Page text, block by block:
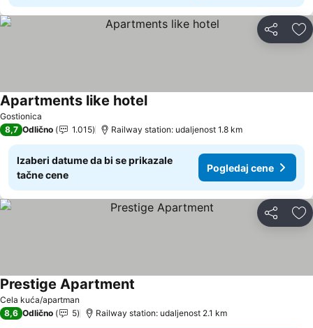
Deli
Gostionica
Apartments like hotel
8,7 Odlično 1.015 Railway station: udaljenost 1.8 km
Izaberi datume da bi se prikazale
tačne cene
Pogledaj cene
Deli
Cela kuća/apartman
Prestige Apartment
8,6 Odlično 5 Railway station: udaljenost 2.1 km